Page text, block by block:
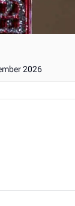
2026